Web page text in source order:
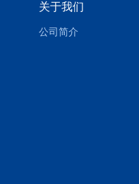
关于我们
公司简介